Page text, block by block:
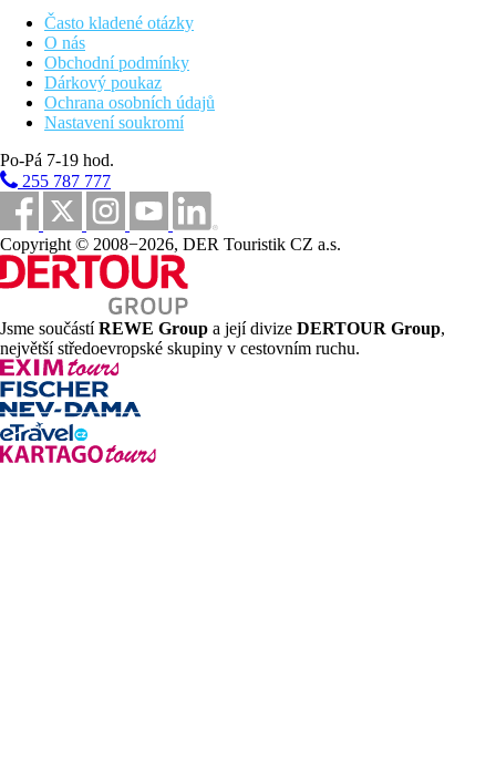
Pláž: Hotel Evenia Olympic Park se nachází cca 900 m
od písčito-oblázkové zálivové pláže. V červenci a srpnu jezdí
zdarma na pláž několikrát denně hotelový autobus. Lehátka a
slunečníky na pláži
Stravování
Vzdálenosti
900 m
Vzdálenost k pláži
Plážová dovolená
Bazény
Dětský bazén
Bazén s možností vyhřívání
Často kladené otázky
O nás
Obchodní podmínky
Dárkový poukaz
Ochrana osobních údajů
Nastavení soukromí
Po-Pá 7-19 hod.
255 787 777
Copyright © 2008−2026, DER Touristik CZ a.s.
Jsme součástíREWE Group a její divize DERTOUR Group,
největší středoevropské skupiny v cestovním ruchu.